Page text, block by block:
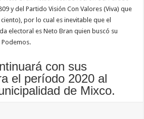
y del Partido Visión Con Valores (Viva) que
por lo cual es inevitable que el
electoral es Neto Bran quien buscó su
con sus
el período 2020 al
de Mixco.